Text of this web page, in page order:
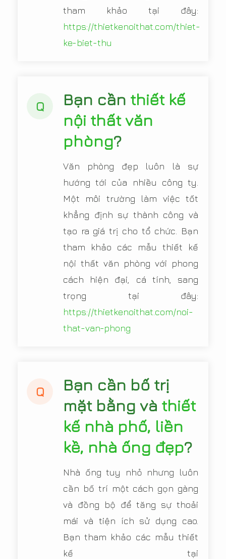
tham khảo tại đây:
https://thietkenoithat.com/thiet-
ke-biet-thu
Q Bạn cần thiết kế
nội thất văn
phòng?
Văn phòng đẹp luôn là sự
hướng tới của nhiều công ty.
Một môi trường làm việc tốt
khẳng định sự thành công và
tạo ra giá trị cho tổ chức. Bạn
tham khảo các mẫu thiết kế
nội thất văn phòng với phong
cách hiện đại, cá tính, sang
trọng tại đây:
https://thietkenoithat.com/noi-
that-van-phong
Q
Bạn cần bố trị
mặt bằng và thiết
kế nhà phố, liền
kề, nhà ống đẹp?
Nhà ống tuy nhỏ nhưng luôn
cần bố trí một cách gọn gàng
và đồng bộ để tăng sự thoải
mái và tiện ích sử dụng cao.
Bạn tham khảo các mẫu thiết
kế tại